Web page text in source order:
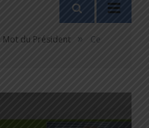
Mot du Président »
Ce